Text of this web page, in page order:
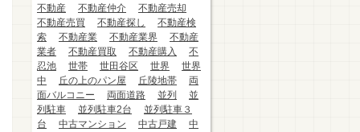
不動産
不動産仲介
不動産売却
不動産売買
不動産探し
不動産検
索
不動産業 不動産業界
不動産
業者
不動産買取 不動産購入
不
忍池
世帯 世田谷区 世界
世界
中
丘の上のパン屋 丘陵地帯
両
面バルコニー
両面道路 並列
並
列駐車
並列駐車2台
並列駐車３
台
中古マンション 中古戸建
中